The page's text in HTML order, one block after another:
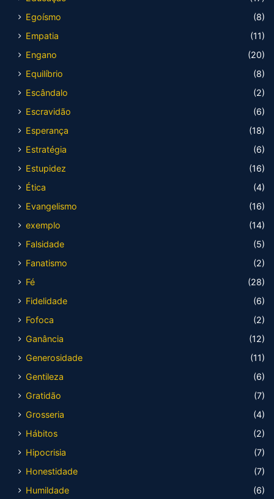
Egoísmo
(8)
Empatia
(11)
Engano
(20)
Equilíbrio
(8)
Escândalo
(2)
Escravidão
(6)
Esperança
(18)
Estratégia
(6)
Estupidez
(16)
Ética
(4)
Evangelismo
(16)
exemplo
(14)
Falsidade
(5)
Fanatismo
(2)
Fé
(28)
Fidelidade
(6)
Fofoca
(2)
Ganância
(12)
Generosidade
(11)
Gentileza
(6)
Gratidão
(7)
Grosseria
(4)
Hábitos
(2)
Hipocrisia
(7)
Honestidade
(7)
Humildade
(6)